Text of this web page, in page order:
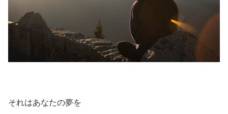
それはあなたの夢を